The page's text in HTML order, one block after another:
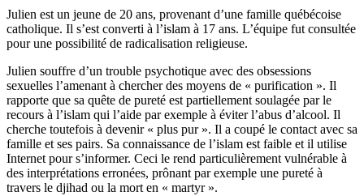
Julien est un jeune de 20 ans, provenant d’une famille québécoise
catholique. Il s’est converti à l’islam à 17 ans. L’équipe fut consultée
pour une possibilité de radicalisation religieuse.
Julien souffre d’un trouble psychotique avec des obsessions
sexuelles l’amenant à chercher des moyens de « purification ». Il
rapporte que sa quête de pureté est partiellement soulagée par le
recours à l’islam qui l’aide par exemple à éviter l’abus d’alcool. Il
cherche toutefois à devenir « plus pur ». Il a coupé le contact avec sa
famille et ses pairs. Sa connaissance de l’islam est faible et il utilise
Internet pour s’informer. Ceci le rend particulièrement vulnérable à
des interprétations erronées, prônant par exemple une pureté à
travers le djihad ou la mort en « martyr ».